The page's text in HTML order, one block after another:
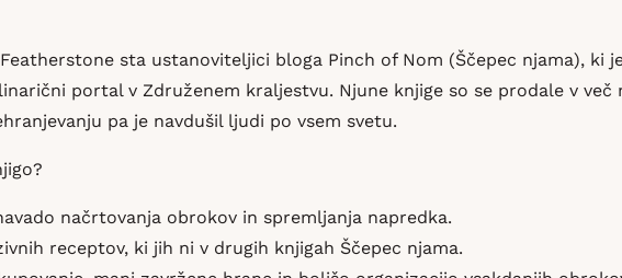
sta ustanoviteljici bloga Pinch of Nom (Ščepec njama), ki
portal v Združenem kraljestvu. Njune knjige so se prodale v
pa je navdušil ljudi po vsem svetu.
načrtovanja obrokov in spremljanja napredka.
receptov, ki jih ni v drugih knjigah Ščepec njama.